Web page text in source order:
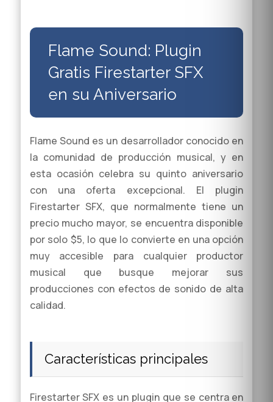
Flame Sound: Plugin
Gratis Firestarter SFX
en su Aniversario
Flame Sound es un desarrollador conocido en
la comunidad de producción musical, y en
esta ocasión celebra su quinto aniversario
con una oferta excepcional. El plugin
Firestarter SFX, que normalmente tiene un
precio mucho mayor, se encuentra disponible
por solo $5, lo que lo convierte en una opción
muy accesible para cualquier productor
musical que busque mejorar sus
producciones con efectos de sonido de alta
calidad.
Características principales
Firestarter SFX es un plugin que se centra en